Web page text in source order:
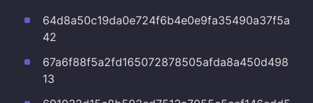
64d8a50c19da0e724f6b4e0e9fa35490a37f5a
42
67a6f88f5a2fd165072878505afda8a450d498
13